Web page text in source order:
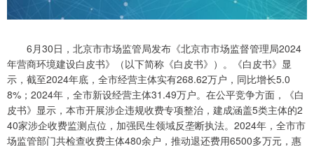
6月30日，北京市市场监管局发布《北京市市场监督管理局2024
年营商环境建设白皮书》（以下简称《白皮书》）。《白皮书》显
示，截至2024年底，全市经营主体实有268.62万户，同比增长5.0
8%；2024年，全市新设经营主体31.49万户。在公平竞争方面，《白
皮书》显示，本市开展涉企违规收费专项整治，建成涵盖5类主体的2
40家涉企收费监测点位，加强民生领域反垄断执法。2024年，全市市
场监管部门共检查收费主体480余户，推动退还费用6500多万元，惠